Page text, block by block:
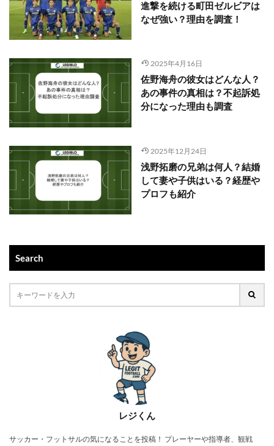
進撃を続ける町田ゼルビアは
なぜ強い？理由を調査！
2025年4月16日
佐野海舟の彼女はどんな人？
あの事件の真相は？不起訴処
分になった理由も調査
2025年12月24日
浅野拓磨の兄弟は何人？結婚
して妻や子供はいる？経歴や
プロフも紹介
Search
レジくん
サッカー・フットサルの気になることを投稿！ プレーヤーや指導者、観戦